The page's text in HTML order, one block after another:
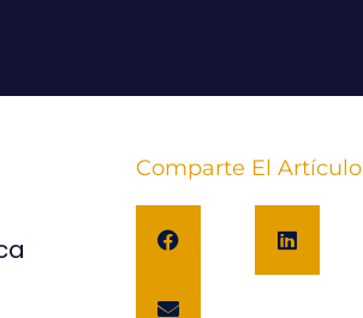
Comparte El Artículo